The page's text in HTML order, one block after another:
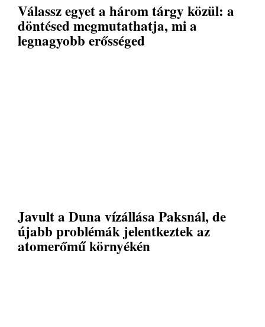
Válassz egyet a három tárgy közül: a
döntésed megmutathatja, mi a
legnagyobb erősséged
Javult a Duna vízállása Paksnál, de
újabb problémák jelentkeztek az
atomerőmű környékén